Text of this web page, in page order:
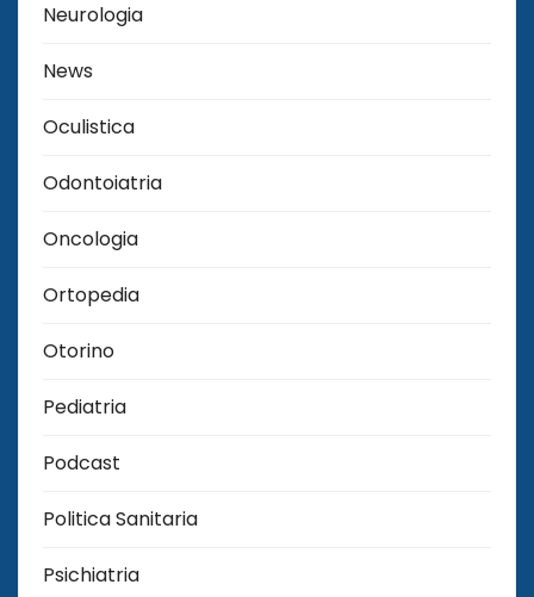
Neurologia
News
Oculistica
Odontoiatria
Oncologia
Ortopedia
Otorino
Pediatria
Podcast
Politica Sanitaria
Psichiatria